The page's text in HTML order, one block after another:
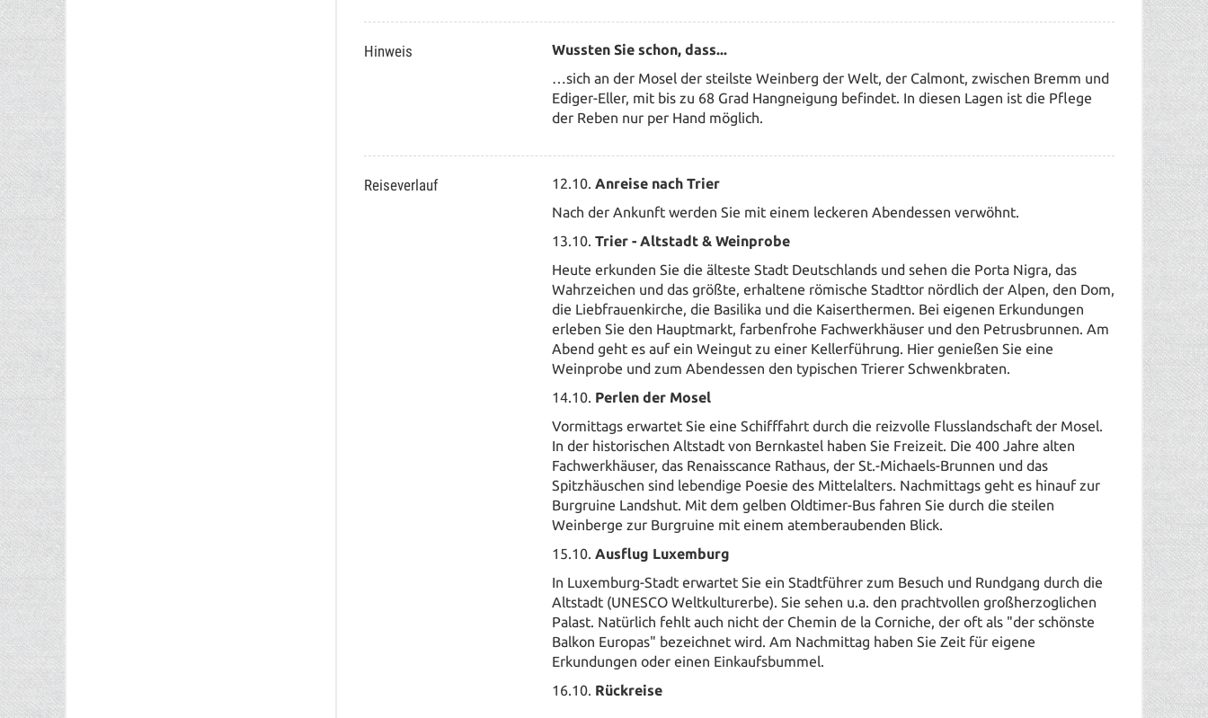
Hinweis
Wussten Sie schon, dass...
…sich an der Mosel der steilste Weinberg der Welt, der Calmont, zwischen Bremm und
Ediger-Eller, mit bis zu 68 Grad Hangneigung befindet. In diesen Lagen ist die Pflege
der Reben nur per Hand möglich.
Reiseverlauf 12.10. Anreise nach Trier
Nach der Ankunft werden Sie mit einem leckeren Abendessen verwöhnt.
13.10. Trier - Altstadt & Weinprobe
Heute erkunden Sie die älteste Stadt Deutschlands und sehen die Porta Nigra, das
Wahrzeichen und das größte, erhaltene römische Stadttor nördlich der Alpen, den Dom,
die Liebfrauenkirche, die Basilika und die Kaiserthermen. Bei eigenen Erkundungen
erleben Sie den Hauptmarkt, farbenfrohe Fachwerkhäuser und den Petrusbrunnen. Am
Abend geht es auf ein Weingut zu einer Kellerführung. Hier genießen Sie eine
Weinprobe und zum Abendessen den typischen Trierer Schwenkbraten.
14.10. Perlen der Mosel
Vormittags erwartet Sie eine Schifffahrt durch die reizvolle Flusslandschaft der Mosel.
In der historischen Altstadt von Bernkastel haben Sie Freizeit. Die 400 Jahre alten
Fachwerkhäuser, das Renaisscance Rathaus, der St.-Michaels-Brunnen und das
Spitzhäuschen sind lebendige Poesie des Mittelalters. Nachmittags geht es hinauf zur
Burgruine Landshut. Mit dem gelben Oldtimer-Bus fahren Sie durch die steilen
Weinberge zur Burgruine mit einem atemberaubenden Blick.
15.10. Ausflug Luxemburg
In Luxemburg-Stadt erwartet Sie ein Stadtführer zum Besuch und Rundgang durch die
Altstadt (UNESCO Weltkulturerbe). Sie sehen u.a. den prachtvollen großherzoglichen
Palast. Natürlich fehlt auch nicht der Chemin de la Corniche, der oft als "der schönste
Balkon Europas" bezeichnet wird. Am Nachmittag haben Sie Zeit für eigene
Erkundungen oder einen Einkaufsbummel.
16.10. Rückreise